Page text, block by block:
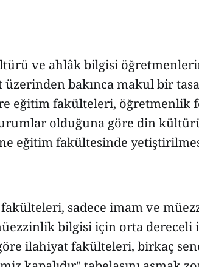
ve ahlâk bilgisi
üzerinden bakınca makul bir
eğitim fakülteleri, öğretmenlik
olduğuna göre din
eğitim fakültesinde
sadece imam ve
bilgisi için orta dereceli
ilahiyat fakülteleri, birkaç